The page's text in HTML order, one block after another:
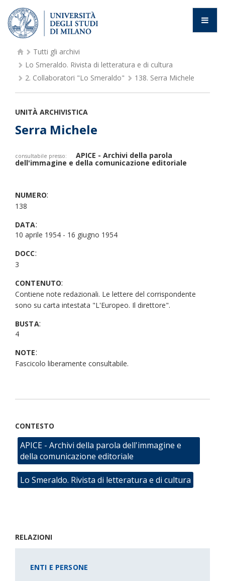
Tutti gli archivi
Lo Smeraldo. Rivista di letteratura e di cultura
2. Collaboratori "Lo Smeraldo" 138. Serra Michele
UNITÀ ARCHIVISTICA
Serra Michele
consultabile presso: APICE - Archivi della parola
dell'immagine e della comunicazione editoriale
NUMERO:
138
DATA:
10 aprile 1954 - 16 giugno 1954
DOCC:
3
CONTENUTO:
Contiene note redazionali. Le lettere del corrispondente
sono su carta intestata "L'Europeo. Il direttore".
BUSTA:
4
NOTE:
Fascicolo liberamente consultabile.
CONTESTO
APICE - Archivi della parola dell'immagine e
della comunicazione editoriale
Lo Smeraldo. Rivista di letteratura e di cultura
RELAZIONI
ENTI E PERSONE